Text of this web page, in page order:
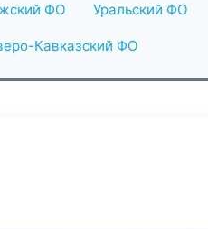
ФО Уральский ФО
Кавказский ФО